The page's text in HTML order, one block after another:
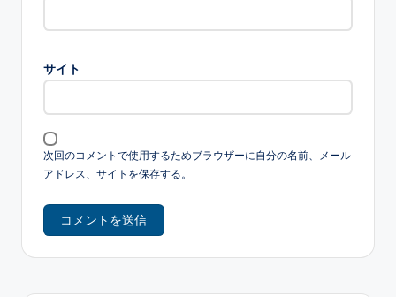
サイト
次回のコメントで使用するためブラウザーに自分の名前、メール
アドレス、サイトを保存する。